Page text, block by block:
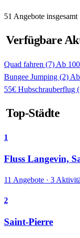
51 Angebote
Verfügbare
Quad fahren (7) Ab
Bungee Jumping (2)
55€ Hubschrauberflug
Top-Städte
1
Fluss Langevin,
11 Angebote · 3
2
Saint-Pierre